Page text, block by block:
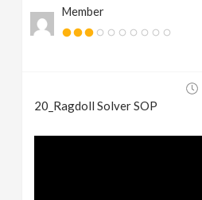
Member
20_Ragdoll Solver SOP